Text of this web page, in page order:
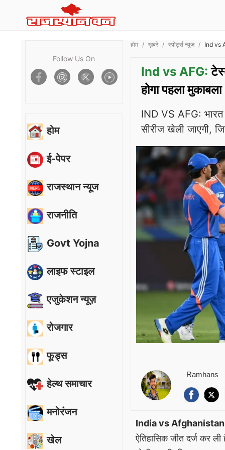
Follow Us On
होम
ई-पेपर
राजस्थान न्यूज
राजनीति
Govt Yojna
लाइफ स्टाइल
एजुकेशन न्यूज़
रोजगार
फूड्स
हेल्थ समाचार
मनोरंजन
खेल
होम ख़बरें स्पोर्ट्स न्यूज़ Ind vs
Ind vs AFG:
होगा पहला मुकाबला
IND VS AFG:
सीरीज खेली जाएगी,
Ramhans
India vs
ऐतिहासिक जीत दर्ज कर